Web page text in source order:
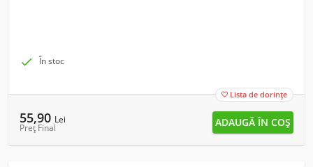
 În stoc
 Lista de dorințe
55,90 Lei
Preț Final